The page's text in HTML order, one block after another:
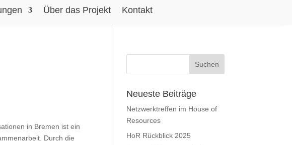
Über das Projekt Kontakt
in Bremen ist ein
Durch die
Neueste Beiträge
Netzwerktreffen im House of
Resources
HoR Rückblick 2025